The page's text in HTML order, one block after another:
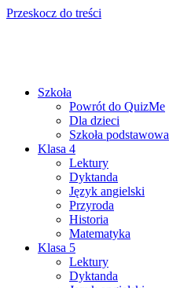
Przeskocz do treści
Szkoła
Powrót do QuizMe
Dla dzieci
Szkoła podstawowa
Klasa 4
Lektury
Dyktanda
Język angielski
Przyroda
Historia
Matematyka
Klasa 5
Lektury
Dyktanda